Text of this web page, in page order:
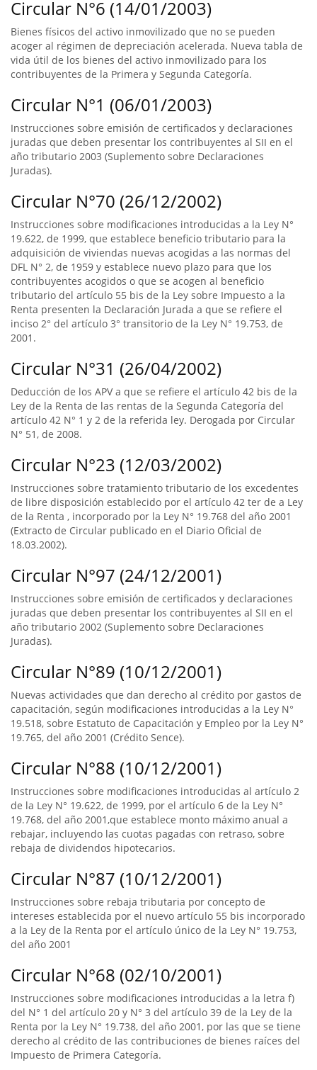
Circular N°6 (14/01/2003)
Bienes físicos del activo inmovilizado que no se pueden
acoger al régimen de depreciación acelerada. Nueva tabla de
vida útil de los bienes del activo inmovilizado para los
contribuyentes de la Primera y Segunda Categoría.
Circular N°1 (06/01/2003)
Instrucciones sobre emisión de certificados y declaraciones
juradas que deben presentar los contribuyentes al SII en el
año tributario 2003 (Suplemento sobre Declaraciones
Juradas).
Circular N°70 (26/12/2002)
Instrucciones sobre modificaciones introducidas a la Ley N°
19.622, de 1999, que establece beneficio tributario para la
adquisición de viviendas nuevas acogidas a las normas del
DFL N° 2, de 1959 y establece nuevo plazo para que los
contribuyentes acogidos o que se acogen al beneficio
tributario del artículo 55 bis de la Ley sobre Impuesto a la
Renta presenten la Declaración Jurada a que se refiere el
inciso 2° del artículo 3° transitorio de la Ley N° 19.753, de
2001.
Circular N°31 (26/04/2002)
Deducción de los APV a que se refiere el artículo 42 bis de la
Ley de la Renta de las rentas de la Segunda Categoría del
artículo 42 N° 1 y 2 de la referida ley. Derogada por Circular
N° 51, de 2008.
Circular N°23 (12/03/2002)
Instrucciones sobre tratamiento tributario de los excedentes
de libre disposición establecido por el artículo 42 ter de a Ley
de la Renta , incorporado por la Ley N° 19.768 del año 2001
(Extracto de Circular publicado en el Diario Oficial de
18.03.2002).
Circular N°97 (24/12/2001)
Instrucciones sobre emisión de certificados y declaraciones
juradas que deben presentar los contribuyentes al SII en el
año tributario 2002 (Suplemento sobre Declaraciones
Juradas).
Circular N°89 (10/12/2001)
Nuevas actividades que dan derecho al crédito por gastos de
capacitación, según modificaciones introducidas a la Ley N°
19.518, sobre Estatuto de Capacitación y Empleo por la Ley N°
19.765, del año 2001 (Crédito Sence).
Circular N°88 (10/12/2001)
Instrucciones sobre modificaciones introducidas al artículo 2
de la Ley N° 19.622, de 1999, por el artículo 6 de la Ley N°
19.768, del año 2001,que establece monto máximo anual a
rebajar, incluyendo las cuotas pagadas con retraso, sobre
rebaja de dividendos hipotecarios.
Circular N°87 (10/12/2001)
Instrucciones sobre rebaja tributaria por concepto de
intereses establecida por el nuevo artículo 55 bis incorporado
a la Ley de la Renta por el artículo único de la Ley N° 19.753,
del año 2001
Circular N°68 (02/10/2001)
Instrucciones sobre modificaciones introducidas a la letra f)
del N° 1 del artículo 20 y N° 3 del artículo 39 de la Ley de la
Renta por la Ley N° 19.738, del año 2001, por las que se tiene
derecho al crédito de las contribuciones de bienes raíces del
Impuesto de Primera Categoría.